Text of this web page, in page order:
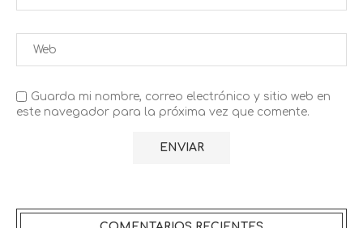
Guarda mi nombre, correo electrónico y sitio web en
este navegador para la próxima vez que comente.